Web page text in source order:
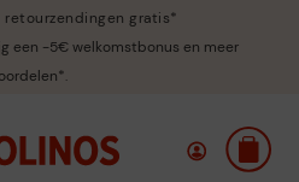
retourzendingen gratis*
een -5€ welkomstbonus en meer